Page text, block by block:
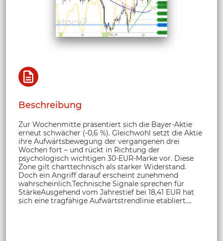
Beschreibung
Zur Wochenmitte präsentiert sich die Bayer-Aktie
erneut schwächer (-0,6 %). Gleichwohl setzt die Aktie
ihre Aufwärtsbewegung der vergangenen drei
Wochen fort – und rückt in Richtung der
psychologisch wichtigen 30-EUR-Marke vor. Diese
Zone gilt charttechnisch als starker Widerstand.
Doch ein Angriff darauf erscheint zunehmend
wahrscheinlich.Technische Signale sprechen für
StärkeAusgehend vom Jahrestief bei 18,41 EUR hat
sich eine tragfähige Aufwärtstrendlinie etabliert....